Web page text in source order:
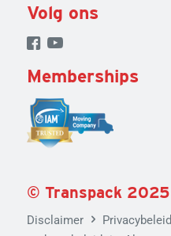
Volg ons
Memberships
© Transpack 2025
Disclaimer Privacybeleid